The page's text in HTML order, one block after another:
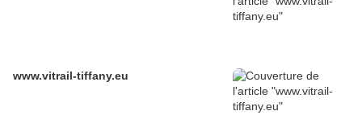
www.vitrail-tiffany.eu